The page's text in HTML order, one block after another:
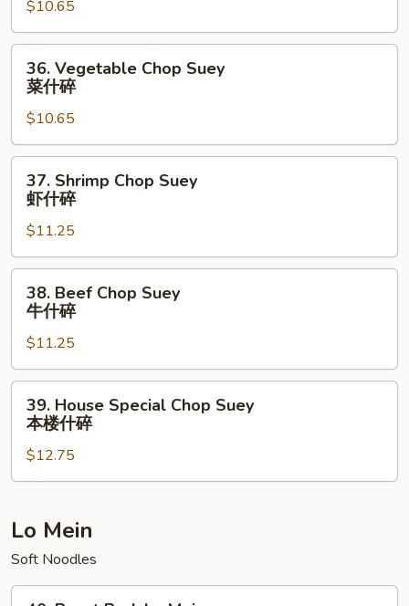
Suey
鸡
什
$10.65
Vegetable
Chop
Suey
菜
什
36. Vegetable Chop Suey
菜什碎
$10.65
Shrimp
Chop
Suey
虾
什
37. Shrimp Chop Suey
虾什碎
$11.25
Beef
Chop
Suey
牛
什
38. Beef Chop Suey
牛什碎
$11.25
House
Special
Chop
Suey
楼
碎
39. House Special Chop Suey
本楼什碎
$12.75
Lo Mein
Soft Noodles